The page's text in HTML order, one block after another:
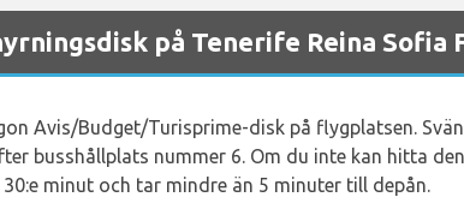
på Tenerife Reina Sofia
Avis/Budget/Turisprime-disk på flygplatsen.
busshållplats nummer 6. Om du inte kan hitta
minut och tar mindre än 5 minuter till depån.